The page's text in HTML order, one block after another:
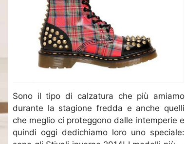
Sono il tipo di calzatura che più amiamo
durante la stagione fredda e anche quelli
che meglio ci proteggono dalle intemperie e
quindi oggi dedichiamo loro uno speciale: